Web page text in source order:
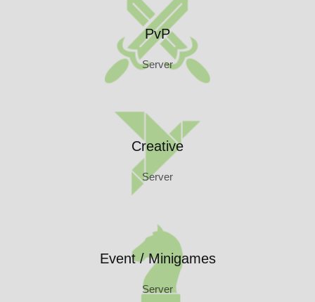
PvP
Server
Server
Creative
Server
Creative
Server
Event / Minigames
Server
Event / Minigames
Server